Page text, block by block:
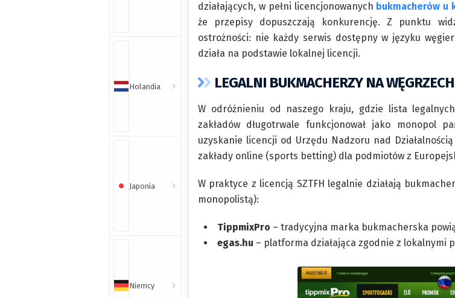
Holandia
Japonia
Niemcy
działających, w pełni licencjonowanych bukmacherów u
że przepisy dopuszczają konkurencję. Z punktu
ostrożności: nie każdy serwis dostępny w języku
działa na podstawie lokalnej licencji.
LEGALNI BUKMACHERZY NA WĘGRZECH
W odróżnieniu od naszego kraju, gdzie lista
zakładów długotrwale funkcjonował jako monopol
uzyskanie licencji od Urzędu Nadzoru nad
zakłady online (sports betting) dla podmiotów z
W praktyce z licencją SZTFH legalnie działają
monopolistą):
TippmixPro – tradycyjna marka bukmacherska
egas.hu – platforma działająca zgodnie z lokalnymi